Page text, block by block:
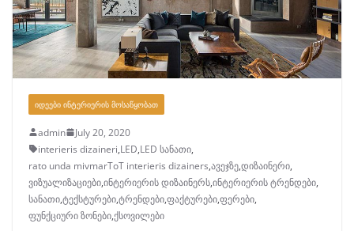
ᲘᲓᲔᲔᲑᲘ ᲘᲜᲢᲔᲠᲘᲔᲠᲘᲡ ᲛᲝᲡᲐᲬᲧᲝᲑᲐᲗ
admin
July 20, 2020
interieris dizaineri,LED,LED სანათი,
rato unda mivmarToT interieris dizainers,ავეჯზე,დიზაინერი,
ვიზუალიზაციები,ინტერიერის დიზაინერს,ინტერიერის ტრენდები,
სანათი,ტექსტურები,ტრენდები,ფაქტურები,ფერები,
ფუნქციური ზონები,ქსოვილები